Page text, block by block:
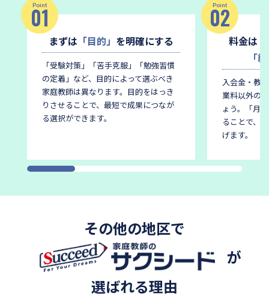
Point
01
まずは 「目的」 を明確にする
「受験対策」「苦手克服」「勉強習慣
の定着」など、目的によって選ぶべき
家庭教師は異なります。 目的をはっき
りさせることで、最短で成果につなが
る選択ができます。
Point
02
料金は
「
入会金・教
業料以外の
ょう。
「月
ることで、
げます。
その他の地区で
が
選ばれる理由